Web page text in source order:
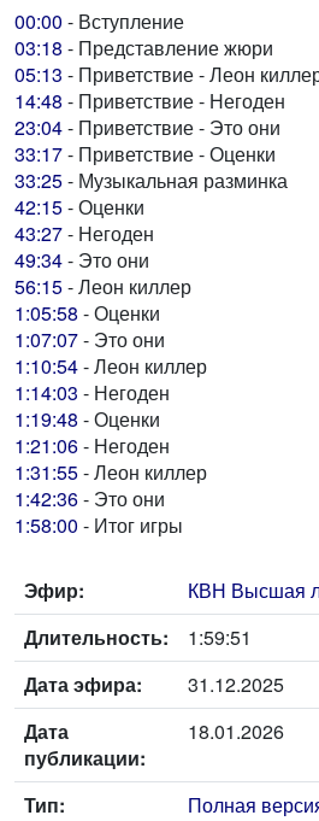
00:00 - Вступление
03:18 - Представление жюри
05:13 - Приветствие - Леон
14:48 - Приветствие - Негоден
23:04- Приветствие - Это они
33:17- Приветствие - Оценки
33:25- Музыкальная разминка
42:15- Оценки
43:27- Негоден
49:34- Это они
56:15- Леон киллер
1:05:58 - Оценки
1:07:07- Это они
1:10:54- Леон киллер
1:14:03 - Негоден
1:19:48 - Оценки
1:21:06- Негоден
1:31:55- Леон киллер
1:42:36- Это они
1:58:00 - Итог игры
Эфир:
КВН Высшая
Длительность:
1:59:51
Дата эфира:
31.12.2025
Дата
публикации:
18.01.2026
Тип:
Полная